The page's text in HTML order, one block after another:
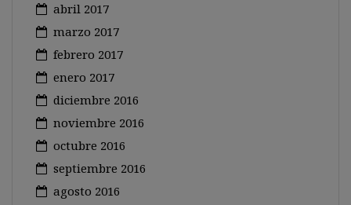
abril 2017
marzo 2017
febrero 2017
enero 2017
diciembre 2016
noviembre 2016
octubre 2016
septiembre 2016
agosto 2016